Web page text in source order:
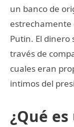
un banco de
estrechamente
Putin. El dinero
través de
cuales eran
intimos del
¿Qué